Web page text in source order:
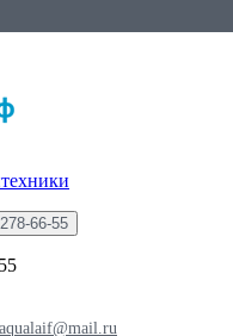
66-55
aqualaif@mail.ru